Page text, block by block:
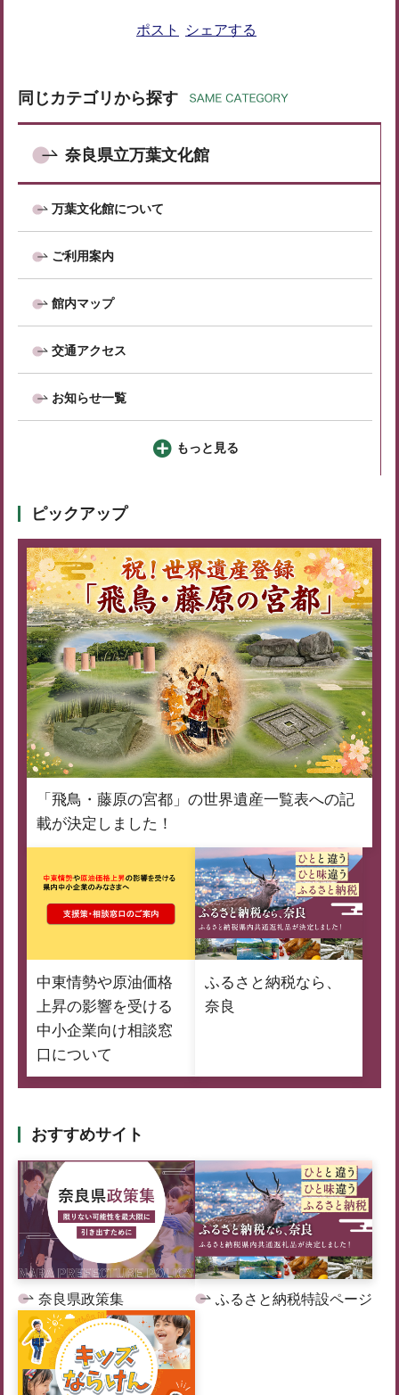
ポスト シェアする
同じカテゴリから探す
奈良県立万葉文化館
万葉文化館について
ご利用案内
館内マップ
交通アクセス
お知らせ一覧
もっと見る
ピックアップ
「飛鳥・藤原の宮都」の世界遺産一覧表への記
載が決定しました！
中東情勢や原油価格
上昇の影響を受ける
中小企業向け相談窓
口について
ふるさと納税なら、
奈良
おすすめサイト
奈良県政策集 ふるさと納税特設ページ